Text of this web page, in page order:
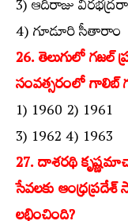
3) ఆదిరాజు
4) గూడూరి సీతారాం
26. తెలుగులో గజల్‌
సంవత్సరంలో గాలిబ్‌
1) 1960 2) 1961
3) 1962 4) 1963
27. దాశరథి
సేవలకు